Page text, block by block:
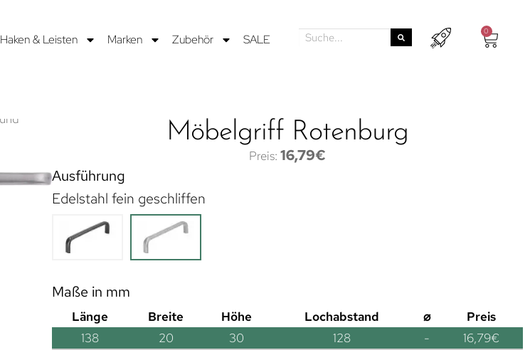
Haken & Leisten Marken Zubehör SALE
0
Möbelgriff Rotenburg
16,79€
Ausführung
Edelstahl fein geschliffen
Maße in mm
Länge Breite Höhe Lochabstand ⌀
Preis
138
20 30 128 - 16,79€